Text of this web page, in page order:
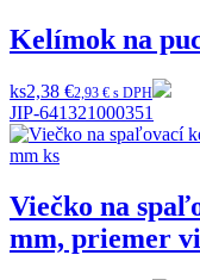
Kelímok na
ks2,38 €2,93 € s DPH
JIP-641321000351
Viečko na
mm, priemer